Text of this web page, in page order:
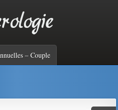
:
les
votre
– Couple